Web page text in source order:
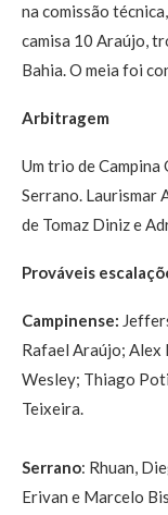
na comissão
camisa 10 Araújo,
Bahia. O meia foi
Arbitragem
Um trio de Campina
Serrano. Laurismar
de Tomaz Diniz e
Prováveis
Campinense:
Rafael Araújo; Alex
Wesley; Thiago
Teixeira.
Serrano: Rhuan,
Erivan e Marcelo